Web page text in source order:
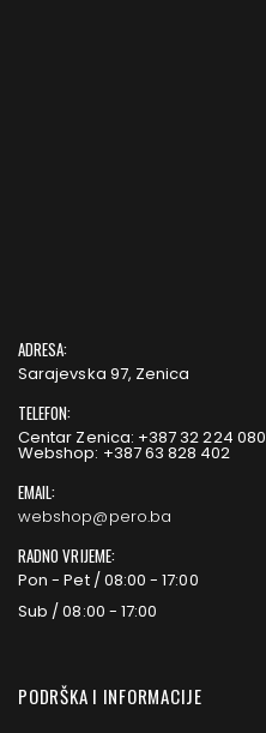
ADRESA:
Sarajevska 97, Zenica
TELEFON:
Centar Zenica: +387 32 224 080
Webshop: +387 63 828 402
EMAIL:
webshop@pero.ba
RADNO VRIJEME:
Pon - Pet / 08:00 - 17:00
Sub / 08:00 - 17:00
PODRŠKA I INFORMACIJE